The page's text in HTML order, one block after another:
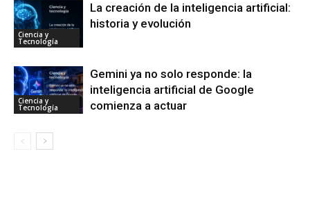
Ciencia y
Tecnología
La creación de la inteligencia artificial:
historia y evolución
Ciencia y
Tecnología
Gemini ya no solo responde: la
inteligencia artificial de Google
comienza a actuar